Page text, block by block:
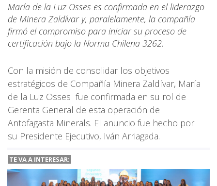
María de la Luz Osses es confirmada en el liderazgo
de Minera Zaldívar y, paralelamente, la compañía
firmó el compromiso para iniciar su proceso de
certificación bajo la Norma Chilena 3262.
Con la misión de consolidar los objetivos
estratégicos de Compañía Minera Zaldívar, María
de la Luz Osses fue confirmada en su rol de
Gerenta General de esta operación de
Antofagasta Minerals. El anuncio fue hecho por
su Presidente Ejecutivo, Iván Arriagada.
TE VA A INTERESAR: